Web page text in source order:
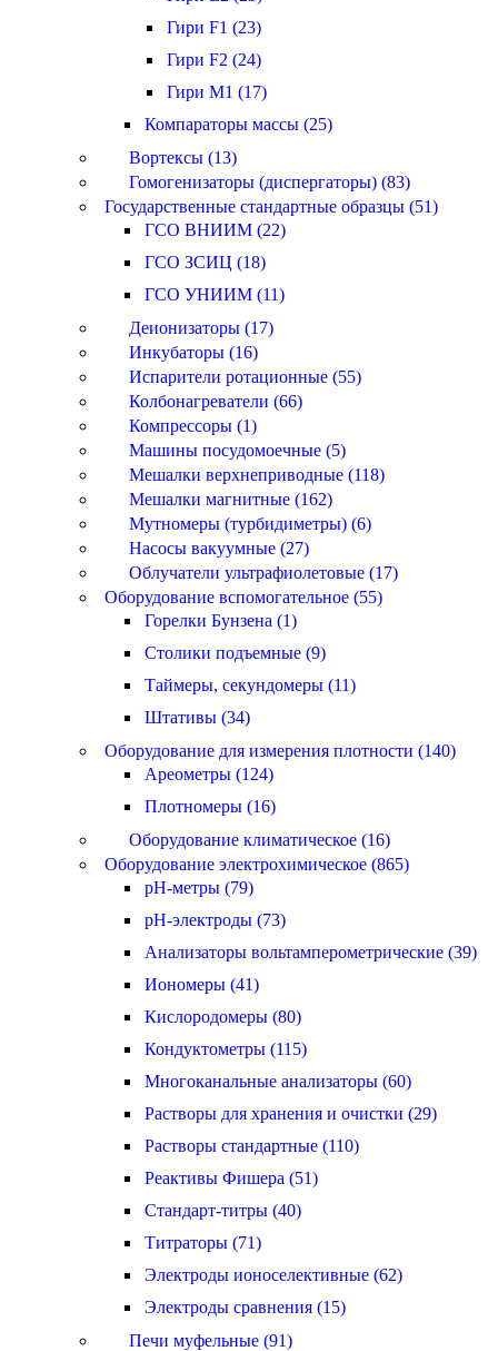
Гири F1 (23)
Гири F2 (24)
Гири M1 (17)
Компараторы массы (25)
Вортексы (13)
Гомогенизаторы (диспергаторы) (83)
Государственные стандартные образцы (51)
ГСО ВНИИМ (22)
ГСО ЗСИЦ (18)
ГСО УНИИМ (11)
Деионизаторы (17)
Инкубаторы (16)
Испарители ротационные (55)
Колбонагреватели (66)
Компрессоры (1)
Машины посудомоечные (5)
Мешалки верхнеприводные (118)
Мешалки магнитные (162)
Мутномеры (турбидиметры) (6)
Насосы вакуумные (27)
Облучатели ультрафиолетовые (17)
Оборудование вспомогательное (55)
Горелки Бунзена (1)
Столики подъемные (9)
Таймеры, секундомеры (11)
Штативы (34)
Оборудование для измерения плотности (140)
Ареометры (124)
Плотномеры (16)
Оборудование климатическое (16)
Оборудование электрохимическое (865)
pH-метры (79)
pH-электроды (73)
Анализаторы вольтамперометрические (39)
Иономеры (41)
Кислородомеры (80)
Кондуктометры (115)
Многоканальные анализаторы (60)
Растворы для хранения и очистки (29)
Растворы стандартные (110)
Реактивы Фишера (51)
Стандарт-титры (40)
Титраторы (71)
Электроды ионоселективные (62)
Электроды сравнения (15)
Печи муфельные (91)